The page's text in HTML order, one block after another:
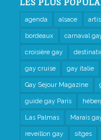
LES PLUS
agenda alsace
bordeaux carnaval
croisière gay
gay cruise gay italie
Gay Sejour Magazine
guide gay Paris
Las Palmas Marais
reveillon gay sitges